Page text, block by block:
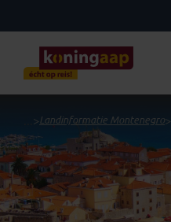
> Landinformatie Montenegro>